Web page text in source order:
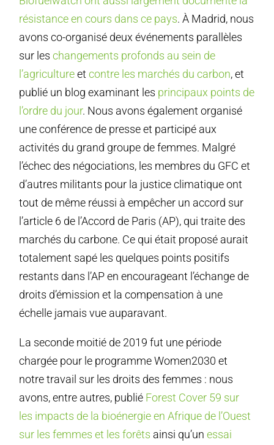
résistance en cours dans ce pays. À Madrid, nous
avons co-organisé deux événements parallèles
sur leschangements profonds au sein de
l’agricultureetcontre les marchés du carbon, et
publié un blog examinant les principaux points de
l’ordre du jour. Nous avons également organisé
une conférence de presse et participé aux
activités du grand groupe de femmes. Malgré
l’échec des négociations, les membres du GFC et
d’autres militants pour la justice climatique ont
tout de même réussi à empêcher un accord sur
l’article 6 de l’Accord de Paris (AP), qui traite des
marchés du carbone. Ce qui était proposé aurait
totalement sapé les quelques points positifs
restants dans l’AP en encourageant l’échange de
droits d’émission et la compensation à une
échelle jamais vue auparavant.
La seconde moitié de 2019 fut une période
chargée pour le programme Women2030 et
notre travail sur les droits des femmes : nous
avons, entre autres, publié Forest Cover 59 sur
les impacts de la bioénergie en Afrique de l’Ouest
sur les femmes et les forêts ainsi qu’unessai